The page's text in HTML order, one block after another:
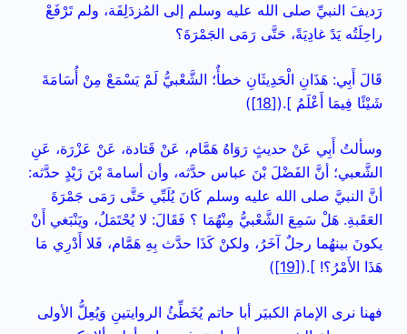
رَديفَ النبيِّ صلى الله عليه وسلم إلى المُزدَلِفَة، ولم تَرْفَعْ
راحِلَتُه يَدً غادِيَةً، حَتَّى رَمَى الجَمْرَةَ؟
قَالَ أَبِي: هَذَانِ الْحَدِيثَانِ خطأٌ؛ الشَّعْبيُّ لَمْ يَسْمَعْ مِنْ أُسَامَةَ
شَيْئًا فِيمَا أَعْلَمُ ].([18]
)
وسألتُ أَبِي عَنْ حديثٍ رَوَاهُ هَمَّام، عَنْ قَتادة، عَنْ عَزْرَة، عَنِ
الشَّعبي؛ أنَّ الفَضْلَ بْنَ عباس حدَّثه، وأن أسامةَ بْنَ زَيْدٍ حدَّثه:
أنَّ النبيَّ صلى الله عليه وسلم كَانَ يُلَبِّي حَتَّى رَمَى جَمْرَةَ
العَقَبةِ. هَلْ سَمِعَ الشَّعْبيُّ مِنْهُمَا ؟ فَقَالَ: لا يُحْتَمَلُ، ويَنْبَغي أَنْ
يكونَ بينهُما رجلٌ آخَرُ، ولكنْ كَذَا حدَّث بِهِ هَمَّام، فَلا أَدْرِي مَا
هَذَا الأَمْرُ؟! ].( [19]
)
فهنا نرى الإمامَ الكبيَر أبا حاتم يُخَطِّئُ الروايتينِ وَيُعِلُّ الأولى